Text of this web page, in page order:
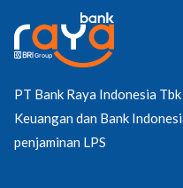
PT Bank Raya Indonesia
Keuangan dan Bank
penjaminan LPS